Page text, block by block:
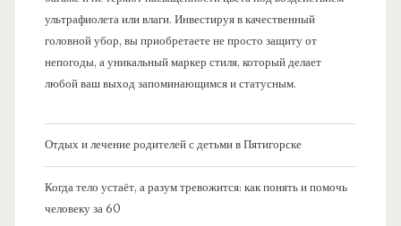
ультрафиолета или влаги. Инвестируя в качественный
головной убор, вы приобретаете не просто защиту от
непогоды, а уникальный маркер стиля, который делает
любой ваш выход запоминающимся и статусным.
Отдых и лечение родителей с детьми в Пятигорске
Когда тело устаёт, а разум тревожится: как понять и помочь
человеку за 60